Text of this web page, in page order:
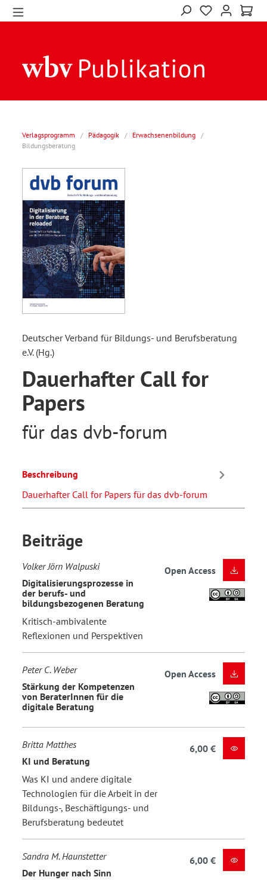
Verlagsprogramm / Pädagogik / Erwachsenenbildung /
Bildungsberatung
Deutscher Verband für Bildungs- und Berufsberatung
e.V. (Hg.)
Dauerhafter Call for
Papers
für das dvb-forum
Beschreibung
Dauerhafter Call for Papers für das dvb-forum
Beiträge
Volker Jörn Walpuski
Digitalisierungsprozesse in
der berufs- und
bildungsbezogenen Beratung
Kritisch-ambivalente
Reflexionen und Perspektiven
Open Access
Peter C. Weber
Stärkung der Kompetenzen
von BeraterInnen für die
digitale Beratung
Open Access
Britta Matthes
KI und Beratung
Was KI und andere digitale
Technologien für die Arbeit in der
Bildungs-, Beschäftigungs- und
Berufsberatung bedeutet
6,00 €
Sandra M. Haunstetter
Der Hunger nach Sinn
6,00 €